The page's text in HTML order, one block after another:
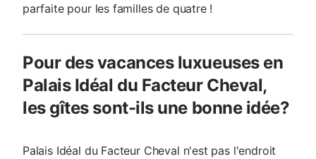
parfaite pour les familles de quatre !
Pour des vacances luxueuses en
Palais Idéal du Facteur Cheval,
les gîtes sont-ils une bonne idée?
Palais Idéal du Facteur Cheval n'est pas l'endroit